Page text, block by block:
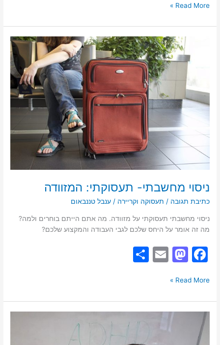
c
e
b
o
o
k
st
o
d
o
n
l
e
Read More »
ניסוי מחשבתי- תעסוקתי: המזוודה
כתיבת תגובה / תעסוקה וקריירה /ענבל טננבאום
ניסוי מחשבתי תעסוקתי על מזוודה. מה אתם הייתם בוחרים ולמה?
מה זה אומר על היחס שלכם לגבי העבודה והמקצוע שלכם?
F
c
e
b
M
st
o
d
o
E
l
e
מחשבתי-
תעסוקתי:
המזוודה
Read More »
מה
עושים
אחרי